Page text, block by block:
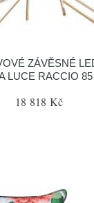
ZÁVĚSNÉ
LUCE RACCIO
18 818 Kč